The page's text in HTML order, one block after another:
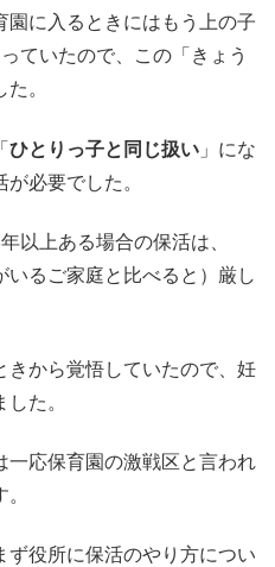
園に入るときにはもう上の子
ていたので、この「きょう
。
ひとりっ子と同じ扱い 」にな
必要でした。
以上ある場合の保活は、
いるご家庭と比べると）厳し
きから覚悟していたので、妊
た。
一応保育園の激戦区と言われ
役所に保活のやり方につい